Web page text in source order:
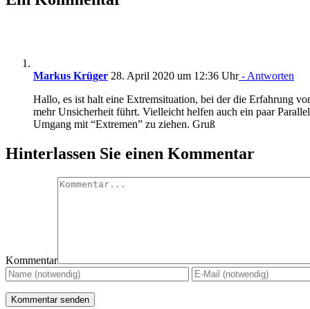
Markus Krüger 28. April 2020 um 12:36 Uhr- Antworten
Hallo, es ist halt eine Extremsituation, bei der die Erfahrung
mehr Unsicherheit führt. Vielleicht helfen auch ein paar
Umgang mit “Extremen” zu ziehen. Gruß
Hinterlassen Sie einen Kommentar
Kommentar